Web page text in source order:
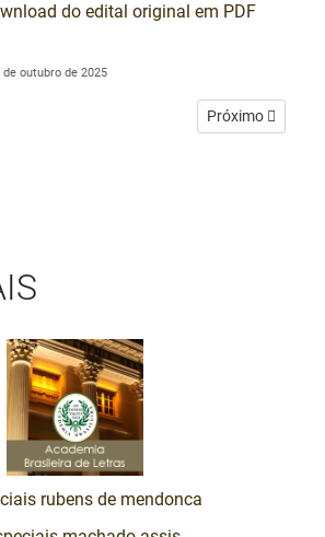
do edital original em PDF
outubro de 2025
Barão: oficinas para estudantes da rede
Próximo artigo:
Próximo